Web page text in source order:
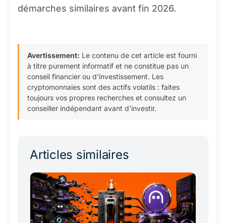
démarches similaires avant fin 2026.
Avertissement: Le contenu de cet article est fourni
à titre purement informatif et ne constitue pas un
conseil financier ou d'investissement. Les
cryptomonnaies sont des actifs volatils : faites
toujours vos propres recherches et consultez un
conseiller indépendant avant d'investir.
Articles similaires